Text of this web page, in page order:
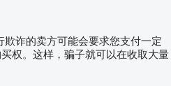
诈的卖方可能会要求您支付一定
权。这样，骗子就可以在收取大量